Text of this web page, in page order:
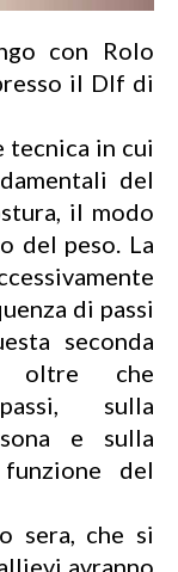
con Rolo
il Dlf di
tecnica in cui
del
il modo
del peso. La
di passi
seconda
oltre che
sulla
e sulla
del
sera, che si
avranno